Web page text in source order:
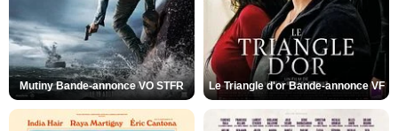
Mutiny Bande-annonce VO STFR Le Triangle d'or Bande-annonce VF